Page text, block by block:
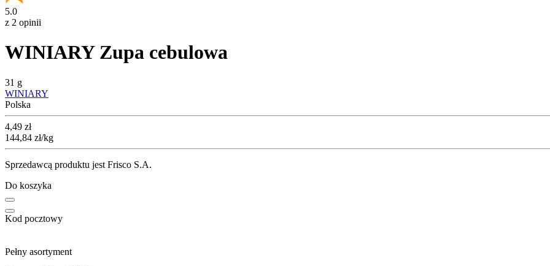
5.0
z 2 opinii
WINIARY Zupa cebulowa
31 g
WINIARY
Polska
Cena
4,49 zł
144,84 zł/kg
Sprzedawcą produktu jest Frisco S.A.
Do koszyka
Kod pocztowy
Pełny asortyment